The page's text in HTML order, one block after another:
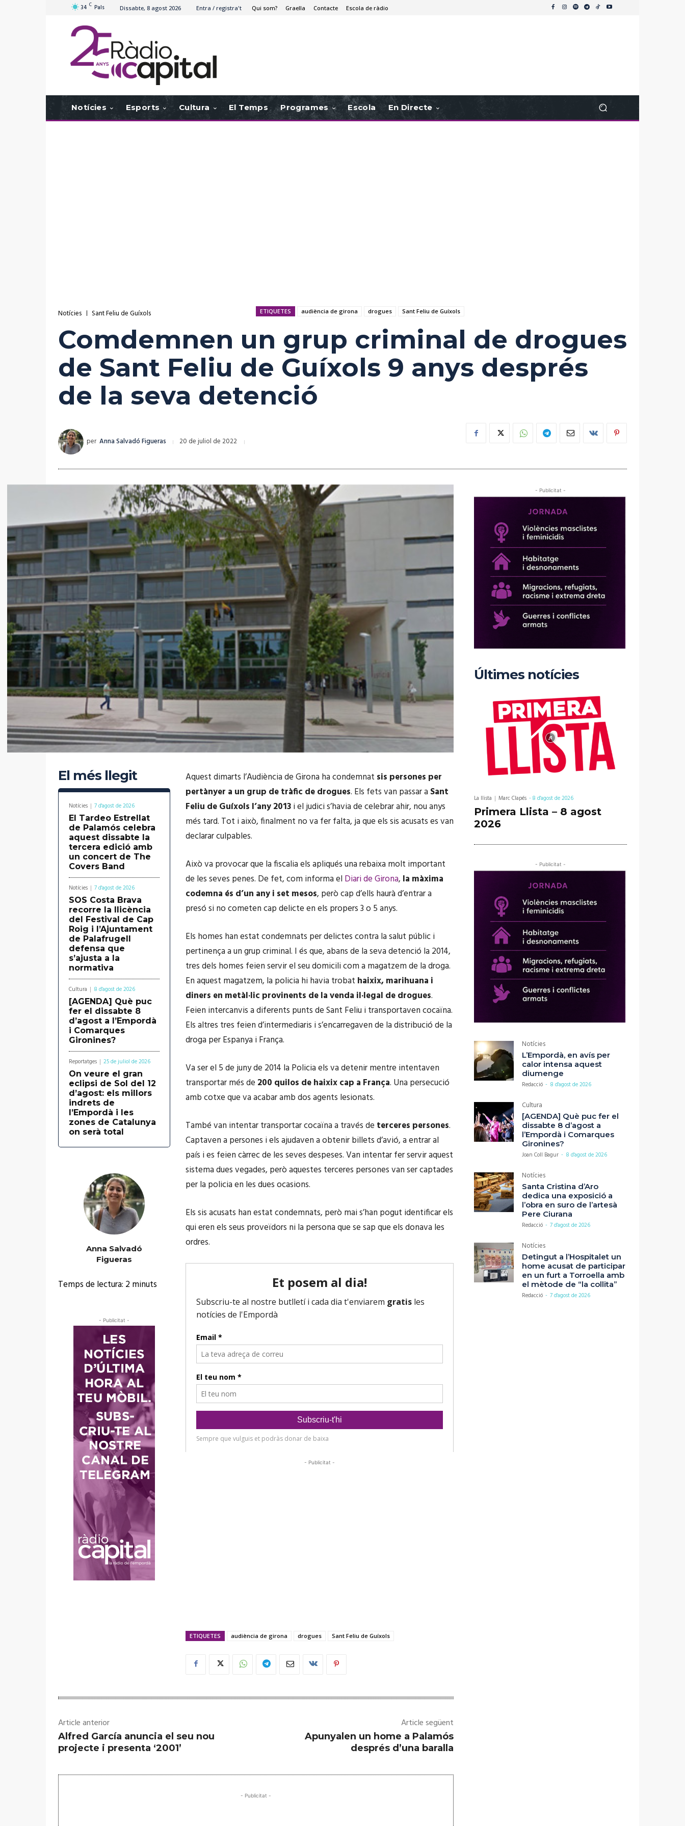
34 C Pals Dissabte, 8 agost 2026 Entra / registra't Qui som? Graella Contacte Escola de ràdio
Notícies Esports Cultura El Temps Programes Escola En Directe
Notícies Sant Feliu de Guíxols ETIQUETES audiència de girona drogues Sant Feliu de Guíxols
Comdemnen un grup criminal de drogues
de Sant Feliu de Guíxols 9 anys després
de la seva detenció
per Anna Salvadó Figueras 20 de juliol de 2022
El més llegit
Notícies 7 d'agost de 2026
El Tardeo Estrellat
de Palamós celebra
aquest dissabte la
tercera edició amb
un concert de The
Covers Band
Notícies 7 d'agost de 2026
SOS Costa Brava
recorre la llicència
del Festival de Cap
Roig i l’Ajuntament
de Palafrugell
defensa que
s’ajusta a la
normativa
Cultura 8 d'agost de 2026
[AGENDA] Què puc
fer el dissabte 8
d’agost a l’Empordà
i Comarques
Gironines?
Reportatges 25 de juliol de 2026
On veure el gran
eclipsi de Sol del 12
d’agost: els millors
indrets de
l’Empordà i les
zones de Catalunya
on serà total
Anna Salvadó
Figueras
Temps de lectura: 2minuts
- Publicitat -
Aquest dimarts l’Audiència de Girona ha condemnat sis persones per
pertànyer a un grup de tràfic de drogues. Els fets van passar a Sant
Feliu de Guíxols l’any 2013i el judici s’havia de celebrar ahir, nou anys
més tard. Tot i això, finalment no va fer falta, ja que els sis acusats es van
declarar culpables.
Això va provocar que la fiscalia els apliqués una rebaixa molt important
de les seves penes. De fet, com informa elDiari de Girona, la màxima
codemna és d’un any i set mesos, però cap d’ells haurà d’entrar a
presó si no cometen cap delicte en els propers 3 o 5 anys.
Els homes han estat condemnats per delictes contra la salut públic i
pertinença a un grup criminal. I és que, abans de la seva detenció la 2014,
tres dels homes feien servir el seu domicili com a magatzem de la droga.
En aquest magatzem, la policia hi havia trobat haixix, marihuana i
diners en metàl·lic provinents de la venda il·legal de drogues.
Feien intercanvis a diferents punts de Sant Feliu i transportaven cocaïna.
Els altres tres feien d’intermediaris i s’encarregaven de la distribució de la
droga per Espanya i França.
Va ser el 5 de juny de 2014 la Policia els va detenir mentre intentaven
transportar més de 200 quilos de haixix cap a França. Una persecució
amb cotxe que va acabar amb dos agents lesionats.
També van intentar transportar cocaïna a través de terceres persones.
Captaven a persones i els ajudaven a obtenir billets d’avió, a entrar al
país i es feien càrrec de les seves despeses. Van intentar fer servir aquest
sistema dues vegades, però aquestes terceres persones van ser captades
per la policia en les dues ocasions.
Els sis acusats han estat condemnats, però mai s’han pogut identificar els
qui eren els seus proveïdors ni la persona que se sap que els donava les
ordres.
- Publicitat -
ETIQUETES audiència de girona drogues Sant Feliu de Guíxols
Article anterior
Alfred García anuncia el seu nou
projecte i presenta ‘2001’
Article següent
Apunyalen un home a Palamós
després d’una baralla
- Publicitat -
- Publicitat -
Últimes notícies
La llista Marc Clapés -8 d'agost de 2026
Primera Llista – 8 agost
2026
- Publicitat -
Notícies
L’Empordà, en avís per
calor intensa aquest
diumenge
Redacció - 8 d'agost de 2026
Cultura
[AGENDA] Què puc fer el
dissabte 8 d’agost a
l’Empordà i Comarques
Gironines?
Joan Coll Bagur - 8 d'agost de 2026
Notícies
Santa Cristina d’Aro
dedica una exposició a
l’obra en suro de l’artesà
Pere Ciurana
Redacció - 7 d'agost de 2026
Notícies
Detingut a l’Hospitalet un
home acusat de participar
en un furt a Torroella amb
el mètode de “la collita”
Redacció - 7 d'agost de 2026